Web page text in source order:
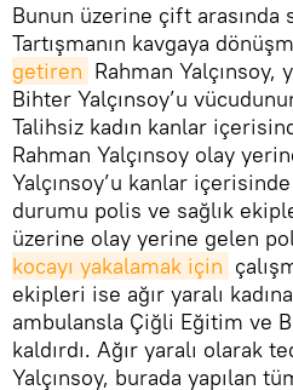
Bunun üzerine çift arasında
Tartışmanın kavgaya
getiren Rahman Yalçınsoy,
Bihter Yalçınsoy’u
Talihsiz kadın kanlar
Rahman Yalçınsoy olay
Yalçınsoy’u kanlar
durumu polis ve sağlık
üzerine olay yerine gelen
kocayı yakalamak için
ekipleri ise ağır yaralı
ambulansla Çiğli Eğitim ve
kaldırdı. Ağır yaralı olarak
Yalçınsoy, burada yapılan